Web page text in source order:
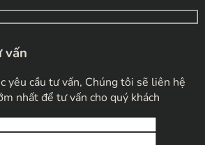
vấn
yêu cầu tư vấn, Chúng tôi sẽ liên hệ
nhất để tư vấn cho quý khách